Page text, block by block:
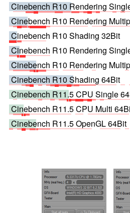
Cinebench R10 Rendering
Cinebench R10 Rendering
Cinebench R10 Shading 32Bit
Cinebench R10 Rendering
Cinebench R10 Rendering
Cinebench R10 Shading 64Bit
Cinebench R11.5 CPU Single
Cinebench R11.5 CPU Multi
Cinebench R11.5 OpenGL 64Bit